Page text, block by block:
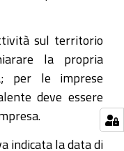
sul territorio
la propria
per le imprese
deve essere
indicata la data di